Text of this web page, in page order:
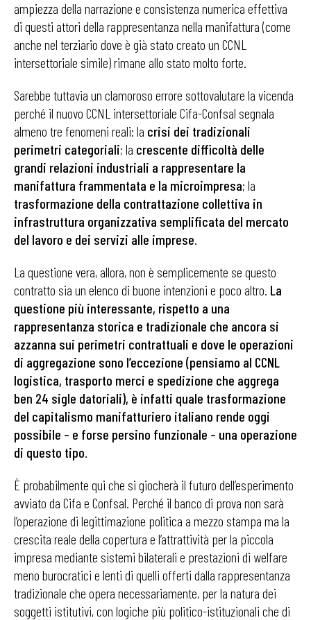
ampiezza della narrazione e consistenza numerica effettiva
di questi attori della rappresentanza nella manifattura (come
anche nel terziario dove è già stato creato un CCNL
intersettoriale simile) rimane allo stato molto forte.
Sarebbe tuttavia un clamoroso errore sottovalutare la vicenda
perché il nuovo CCNL intersettoriale Cifa-Confsal segnala
almeno tre fenomeni reali: la crisi dei tradizionali
perimetri categoriali; la crescente difficoltà delle
grandi relazioni industriali a rappresentare la
manifattura frammentata e la microimpresa; la
trasformazione della contrattazione collettiva in
infrastruttura organizzativa semplificata del mercato
del lavoro e dei servizi alle imprese.
La questione vera, allora, non è semplicemente se questo
contratto sia un elenco di buone intenzioni e poco altro. La
questione più interessante, rispetto a una
rappresentanza storica e tradizionale che ancora si
azzanna sui perimetri contrattuali e dove le operazioni
di aggregazione sono l’eccezione (pensiamo al CCNL
logistica, trasporto merci e spedizione che aggrega
ben 24 sigle datoriali), è infatti quale trasformazione
del capitalismo manifatturiero italiano rende oggi
possibile – e forse persino funzionale – una operazione
di questo tipo.
È probabilmente qui che si giocherà il futuro dell’esperimento
avviato da Cifa e Confsal. Perché il banco di prova non sarà
l’operazione di legittimazione politica a mezzo stampa ma la
crescita reale della copertura e l’attrattività per la piccola
impresa mediante sistemi bilaterali e prestazioni di welfare
meno burocratici e lenti di quelli offerti dalla rappresentanza
tradizionale che opera necessariamente, per la natura dei
soggetti istitutivi, con logiche più politico-istituzionali che di